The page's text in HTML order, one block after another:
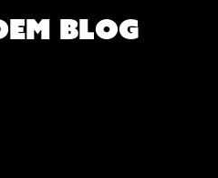
BLOG
LESEN